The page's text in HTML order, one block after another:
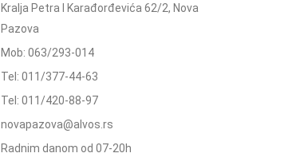
Kralja Petra I Karađorđevića 62/2, Nova
Pazova
Mob: 063/293-014
Tel: 011/377-44-63
Tel: 011/420-88-97
novapazova@alvos.rs
Radnim danom od 07-20h